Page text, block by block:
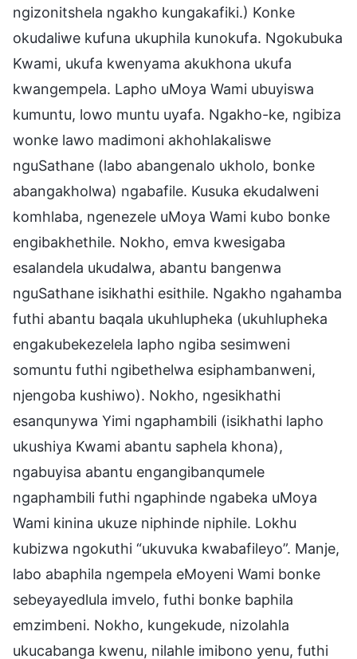
ngizonitshela ngakho kungakafiki.) Konke
okudaliwe kufuna ukuphila kunokufa. Ngokubuka
Kwami, ukufa kwenyama akukhona ukufa
kwangempela. Lapho uMoya Wami ubuyiswa
kumuntu, lowo muntu uyafa. Ngakho-ke, ngibiza
wonke lawo madimoni akhohlakaliswe
nguSathane (labo abangenalo ukholo, bonke
abangakholwa) ngabafile. Kusuka ekudalweni
komhlaba, ngenezele uMoya Wami kubo bonke
engibakhethile. Nokho, emva kwesigaba
esalandela ukudalwa, abantu bangenwa
nguSathane isikhathi esithile. Ngakho ngahamba
futhi abantu baqala ukuhlupheka (ukuhlupheka
engakubekezelela lapho ngiba sesimweni
somuntu futhi ngibethelwa esiphambanweni,
njengoba kushiwo). Nokho, ngesikhathi
esanqunywa Yimi ngaphambili (isikhathi lapho
ukushiya Kwami abantu saphela khona),
ngabuyisa abantu engangibanqumele
ngaphambili futhi ngaphinde ngabeka uMoya
Wami kinina ukuze niphinde niphile. Lokhu
kubizwa ngokuthi “ukuvuka kwabafileyo”. Manje,
labo abaphila ngempela eMoyeni Wami bonke
sebeyayedlula imvelo, futhi bonke baphila
emzimbeni. Nokho, kungekude, nizolahla
ukucabanga kwenu, nilahle imibono yenu, futhi